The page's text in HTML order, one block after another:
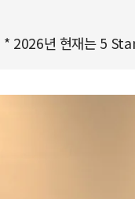
* 2026년 현재는 5